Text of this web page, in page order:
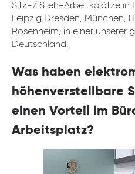
Sitz-/ Steh-Arbeitsplätze in
Leipzig Dresden, München,
Rosenheim, in einer unserer
Deutschland.
Was haben
höhenverstellbare
einen Vorteil im
Arbeitsplatz?